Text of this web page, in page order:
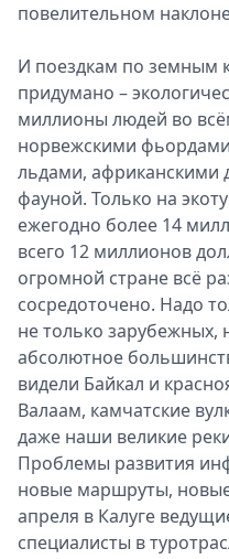
повелительном
И поездкам по земным
придумано –
миллионы людей во
норвежскими
льдами, африканскими
фауной. Только на
ежегодно более 14
всего 12 миллионов
огромной стране всё
сосредоточено. Надо
не только зарубежных,
абсолютное
видели Байкал и
Валаам, камчатские
даже наши великие
Проблемы развития
новые маршруты,
апреля в Калуге
специалисты в